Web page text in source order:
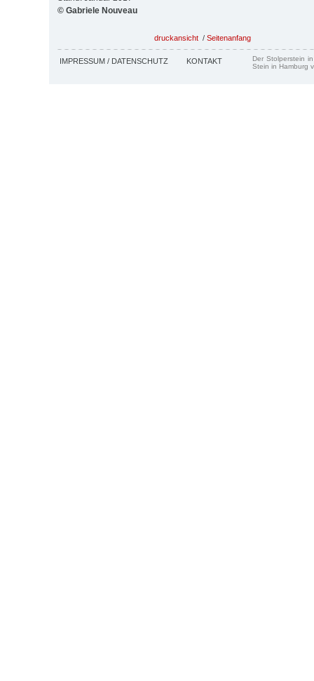
© Gabriele Nouveau
druckansicht / Seitenanfang
IMPRESSUM / DATENSCHUTZ KONTAKT
Der Stolperstein
Stein in Hamburg